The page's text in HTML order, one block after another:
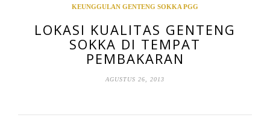
KEUNGGULAN GENTENG SOKKA PGG
LOKASI KUALITAS GENTENG
SOKKA DI TEMPAT
PEMBAKARAN
AGUSTUS 26, 2013